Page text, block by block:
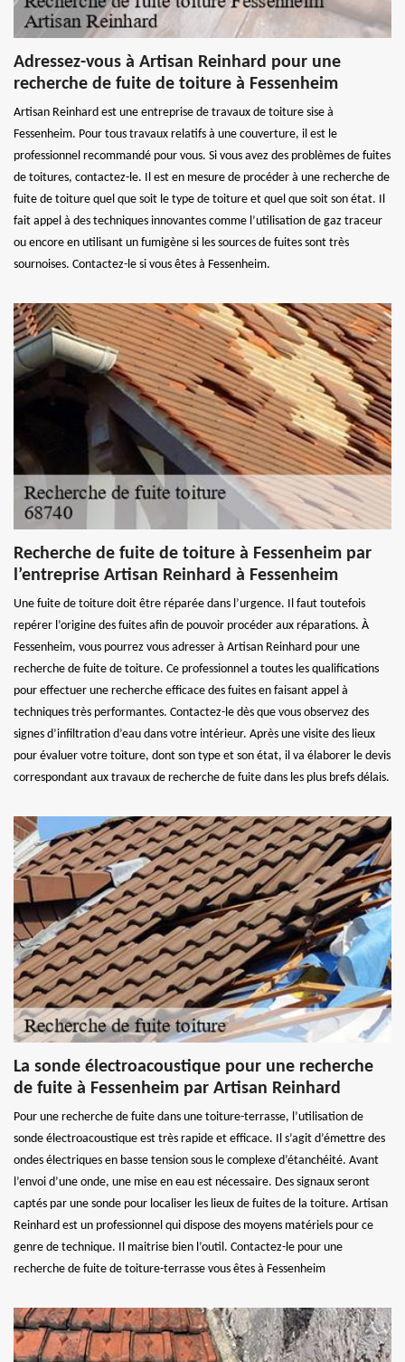
Adressez-vous à Artisan Reinhard pour une
recherche de fuite de toiture à Fessenheim
Artisan Reinhard est une entreprise de travaux de toiture sise à
Fessenheim. Pour tous travaux relatifs à une couverture, il est le
professionnel recommandé pour vous. Si vous avez des problèmes de fuites
de toitures, contactez-le. Il est en mesure de procéder à une recherche de
fuite de toiture quel que soit le type de toiture et quel que soit son état. Il
fait appel à des techniques innovantes comme l’utilisation de gaz traceur
ou encore en utilisant un fumigène si les sources de fuites sont très
sournoises. Contactez-le si vous êtes à Fessenheim.
Recherche de fuite de toiture à Fessenheim par
l’entreprise Artisan Reinhard à Fessenheim
Une fuite de toiture doit être réparée dans l’urgence. Il faut toutefois
repérer l’origine des fuites afin de pouvoir procéder aux réparations. À
Fessenheim, vous pourrez vous adresser à Artisan Reinhard pour une
recherche de fuite de toiture. Ce professionnel a toutes les qualifications
pour effectuer une recherche efficace des fuites en faisant appel à
techniques très performantes. Contactez-le dès que vous observez des
signes d’infiltration d’eau dans votre intérieur. Après une visite des lieux
pour évaluer votre toiture, dont son type et son état, il va élaborer le devis
correspondant aux travaux de recherche de fuite dans les plus brefs délais.
La sonde électroacoustique pour une recherche
de fuite à Fessenheim par Artisan Reinhard
Pour une recherche de fuite dans une toiture-terrasse, l’utilisation de
sonde électroacoustique est très rapide et efficace. Il s’agit d’émettre des
ondes électriques en basse tension sous le complexe d’étanchéité. Avant
l’envoi d’une onde, une mise en eau est nécessaire. Des signaux seront
captés par une sonde pour localiser les lieux de fuites de la toiture. Artisan
Reinhard est un professionnel qui dispose des moyens matériels pour ce
genre de technique. Il maitrise bien l’outil. Contactez-le pour une
recherche de fuite de toiture-terrasse vous êtes à Fessenheim